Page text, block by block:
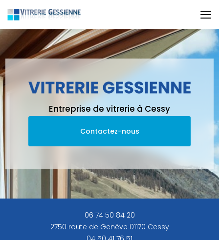
au
contenu
principal
Entreprise de vitrerie à Cessy
Contactez-nous
06 74 50 84 20
2750 route de Genève 01170 Cessy